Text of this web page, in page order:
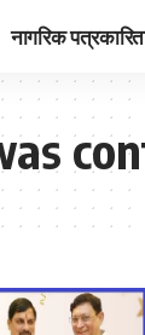
नागरिक